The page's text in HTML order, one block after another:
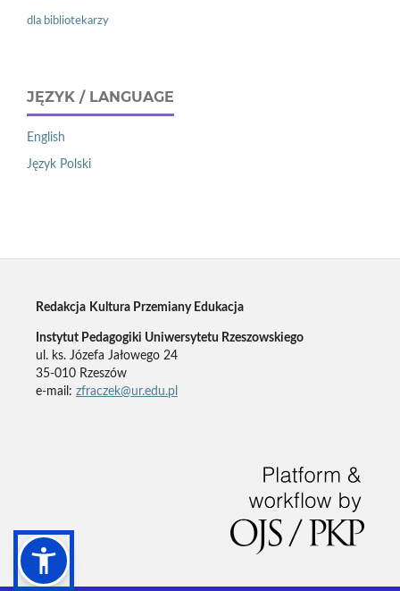
dla bibliotekarzy
JĘZYK / LANGUAGE
English
Język Polski
Redakcja Kultura Przemiany Edukacja
Instytut Pedagogiki Uniwersytetu Rzeszowskiego
ul. ks. Józefa Jałowego 24
35-010 Rzeszów
e-mail: zfraczek@ur.edu.pl